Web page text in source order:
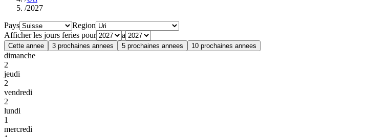
/2027
Pays
Region
Afficher les jours feries pour
a
Cette annee 3 prochaines annees 5 prochaines annees 10 prochaines annees
dimanche
2
jeudi
2
vendredi
2
lundi
1
mercredi